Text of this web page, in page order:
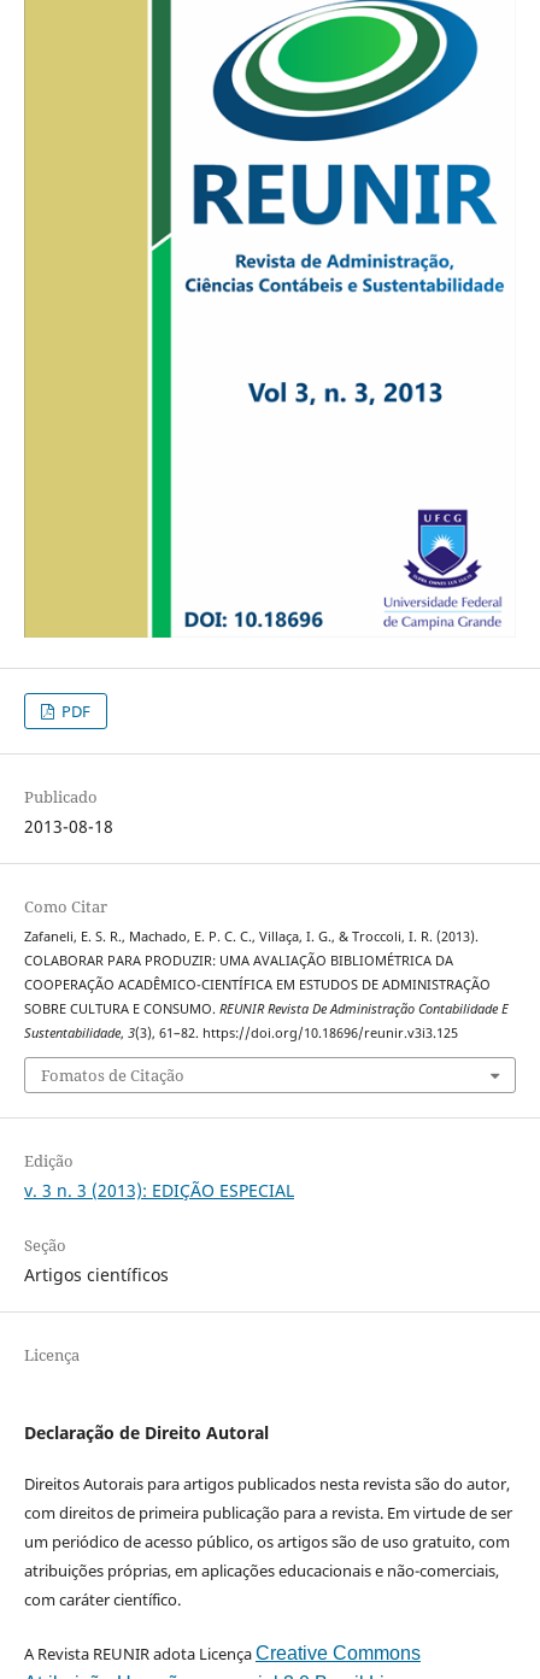
PDF
Publicado
2013-08-18
Como Citar
Zafaneli, E. S. R., Machado, E. P. C. C., Villaça, I. G., & Troccoli, I. R. (2013).
COLABORAR PARA PRODUZIR: UMA AVALIAÇÃO BIBLIOMÉTRICA DA
COOPERAÇÃO ACADÊMICO-CIENTÍFICA EM ESTUDOS DE ADMINISTRAÇÃO
SOBRE CULTURA E CONSUMO. REUNIR Revista De Administração Contabilidade E
Sustentabilidade, 3(3), 61–82. https://doi.org/10.18696/reunir.v3i3.125
Fomatos de Citação
Edição
v. 3 n. 3 (2013): EDIÇÃO ESPECIAL
Seção
Artigos científicos
Licença
Declaração de Direito Autoral
Direitos Autorais para artigos publicados nesta revista são do autor,
com direitos de primeira publicação para a revista. Em virtude de ser
um periódico de acesso público, os artigos são de uso gratuito, com
atribuições próprias, em aplicações educacionais e não-comerciais,
com caráter científico.
A Revista REUNIR adota LicençaCreative Commons